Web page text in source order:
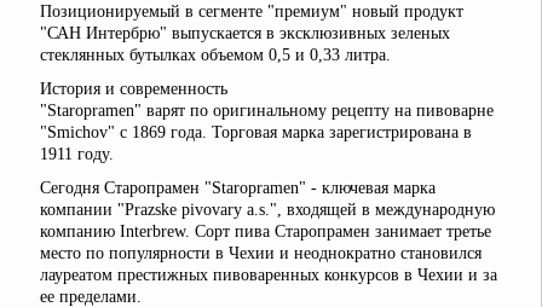
Позиционируемый в сегменте "премиум" новый продукт
"САН Интербрю" выпускается в эксклюзивных зеленых
стеклянных бутылках объемом 0,5 и 0,33 литра.
История и современность
"Staropramen" варят по оригинальному рецепту на пивоварне
"Smichov" с 1869 года. Торговая марка зарегистрирована в
1911 году.
Сегодня Старопрамен "Staropramen" - ключевая марка
компании "Prazske pivovary a.s.", входящей в международную
компанию Interbrew. Сорт пива Старопрамен занимает третье
место по популярности в Чехии и неоднократно становился
лауреатом престижных пивоваренных конкурсов в Чехии и за
ее пределами.